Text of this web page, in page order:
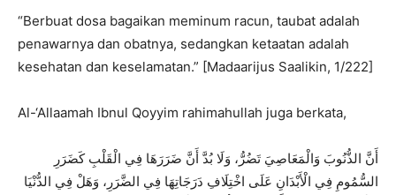
“Berbuat dosa bagaikan meminum racun, taubat adalah
penawarnya dan obatnya, sedangkan ketaatan adalah
kesehatan dan keselamatan.” [Madaarijus Saalikin, 1/222]
Al-‘Allaamah Ibnul Qoyyim rahimahullah juga berkata,
أَنَّ الذُّنُوبَ وَالْمَعَاصِيَ تَضُرُّ، وَلَا بُدَّ أَنَّ ضَرَرَهَا فِي الْقَلْبِ كَضَرَرِ
السُّمُومِ فِي الْأَبْدَانِ عَلَى اخْتِلَافِ دَرَجَاتِهَا فِي الضَّرَرِ، وَهَلْ فِي الدُّنْيَا